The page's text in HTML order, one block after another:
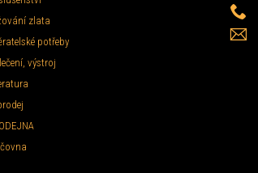
zlata
potřeby
výstroj